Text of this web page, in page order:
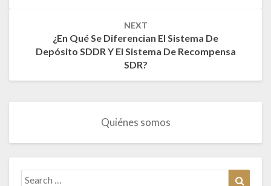
NEXT
¿En Qué Se Diferencian El Sistema De
Depósito SDDR Y El Sistema De Recompensa
SDR?
Quiénes somos
Search